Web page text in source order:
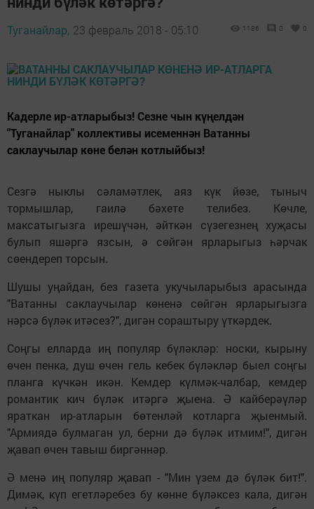
Туганайлар, 23 февраль 2018 - 05:10 1186 0 0
Кадерле ир-атларыбыз! Сезне чын күңелдән
"Туганайлар" коллективы исеменнән Ватанны
саклаучылар көне белән котлыйбыз!
Сезгә ныклы сәламәтлек, аяз күк йөзе, тыныч
тормышлар, гаилә бәхете телибез. Көчле,
максатыгызга ирешүчән, әйткән сүзегезнең хуҗасы
булып яшәргә язсын, ә сөйгән ярларыгыз һәрчак
сөендереп торсын.
Шушы уңайдан, без газета укучыларыбыз арасында
"Ватанны саклаучылар көненә сөйгән ярларыгызга
нәрсә бүләк итәсез?", дигән сораштыру үткәрдек.
Соңгы елларда иң популяр бүләкләр: носки, кырыну
өчен пенка, душ өчен гель кебек бүләкләр быел соңгы
планга күчкән икән. Кемдер күлмәк-чалбар, кемдер
романтик кич бүләк итәргә җыена. Ә кайберәүләр
яраткан ир-атларын бөтенләй котларга җыенмый.
"Армиядә булмаган ул, берни дә бүләк итмим!", дигән
җавап өчен тавыш биргәннәр.
Ә менә иң популяр җавап - "Мин үзем дә бүләк бит!".
Димәк, күп егетләребез бу көнне бүләксез кала, дигән